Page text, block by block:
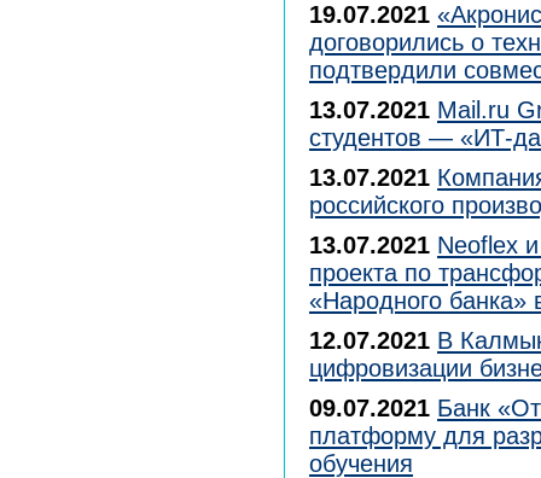
19.07.2021
договорились о
подтвердили
13.07.2021 Mail.ru
студентов — «ИТ-
13.07.2021
российского
13.07.2021 Neoflex
проекта по
«Народного банка»
12.07.2021 В
цифровизации
09.07.2021 Банк
платформу для
обучения